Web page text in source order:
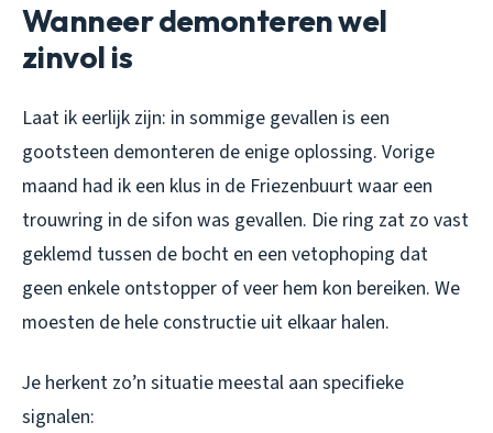
Wanneer demonteren wel
zinvol is
Laat ik eerlijk zijn: in sommige gevallen is een
gootsteen demonteren de enige oplossing. Vorige
maand had ik een klus in de Friezenbuurt waar een
trouwring in de sifon was gevallen. Die ring zat zo vast
geklemd tussen de bocht en een vetophoping dat
geen enkele ontstopper of veer hem kon bereiken. We
moesten de hele constructie uit elkaar halen.
Je herkent zo’n situatie meestal aan specifieke
signalen: